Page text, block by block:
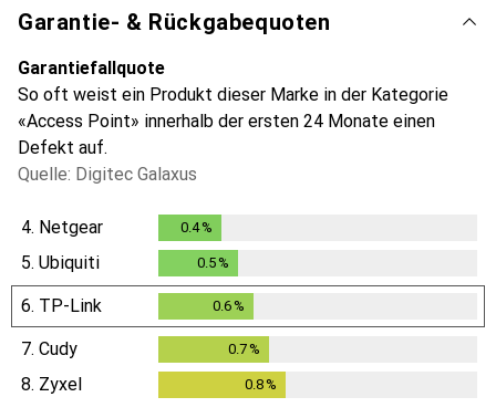
Garantie- & Rückgabequoten
Garantiefallquote
So oft weist ein Produkt dieser Marke in der Kategorie
«Access Point» innerhalb der ersten 24 Monate einen
Defekt auf.
Quelle: Digitec Galaxus
4. Netgear 0.4%
5. Ubiquiti 0.5%
6. TP-Link 0.6 %
7. Cudy 0.7 %
8. Zyxel 0.8%